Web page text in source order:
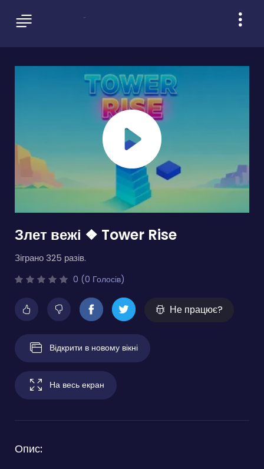
Злет вежі ❖ Tower Rise
Зіграно 325 разів.
0 (0 Голосів)
Не працює?
Відкрити в новому вікні
На весь екран
Опис: